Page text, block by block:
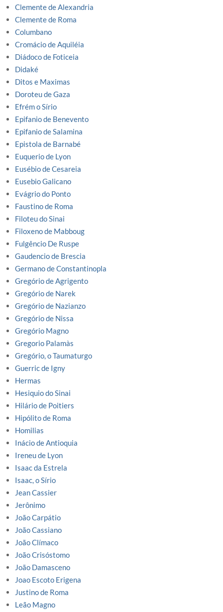
Clemente de Alexandria
Clemente de Roma
Columbano
Cromácio de Aquiléia
Diádoco de Foticeia
Didaké
Ditos e Maximas
Doroteu de Gaza
Efrém o Sírio
Epifanio de Benevento
Epifanio de Salamina
Epistola de Barnabé
Euquerio de Lyon
Eusébio de Cesareia
Eusebio Galicano
Evágrio do Ponto
Faustino de Roma
Filoteu do Sinai
Filoxeno de Mabboug
Fulgêncio De Ruspe
Gaudencio de Brescia
Germano de Constantinopla
Gregório de Agrigento
Gregório de Narek
Gregório de Nazianzo
Gregório de Nissa
Gregório Magno
Gregorio Palamàs
Gregório, o Taumaturgo
Guerric de Igny
Hermas
Hesiquio do Sinai
Hilário de Poitiers
Hipólito de Roma
Homilias
Inácio de Antioquia
Ireneu de Lyon
Isaac da Estrela
Isaac, o Sírio
Jean Cassier
Jerônimo
João Carpátio
João Cassiano
João Clímaco
João Crisóstomo
João Damasceno
Joao Escoto Erigena
Justino de Roma
Leão Magno